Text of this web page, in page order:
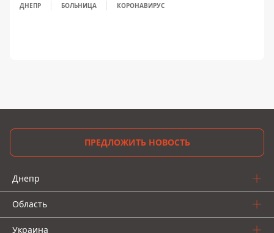
ДНЕПР БОЛЬНИЦА КОРОНАВИРУС
ПРЕДЛОЖИТЬ НОВОСТЬ
Днепр
Область
Украина